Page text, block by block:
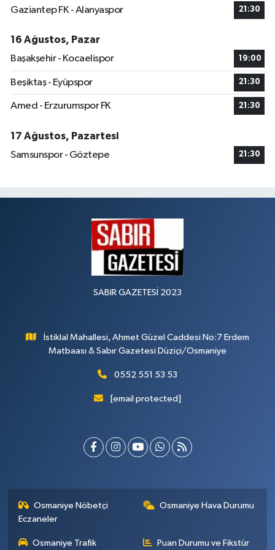
Gaziantep FK - Alanyaspor 21:30
16 Ağustos, Pazar
Başakşehir - Kocaelispor
19:00
Beşiktaş - Eyüpspor 21:30
Amed - Erzurumspor FK 21:30
17 Ağustos, Pazartesi
Samsunspor - Göztepe
21:30
SABIR GAZETESİ 2023
İstiklal Mahallesi, Ahmet Güzel Caddesi No:7 Erdem
Matbaası & Sabır Gazetesi Düziçi/Osmaniye
0552 551 53 53
[email protected]
Osmaniye Nöbetçi
Eczaneler
Osmaniye Hava Durumu
Osmaniye Trafik Puan Durumu ve Fikstür